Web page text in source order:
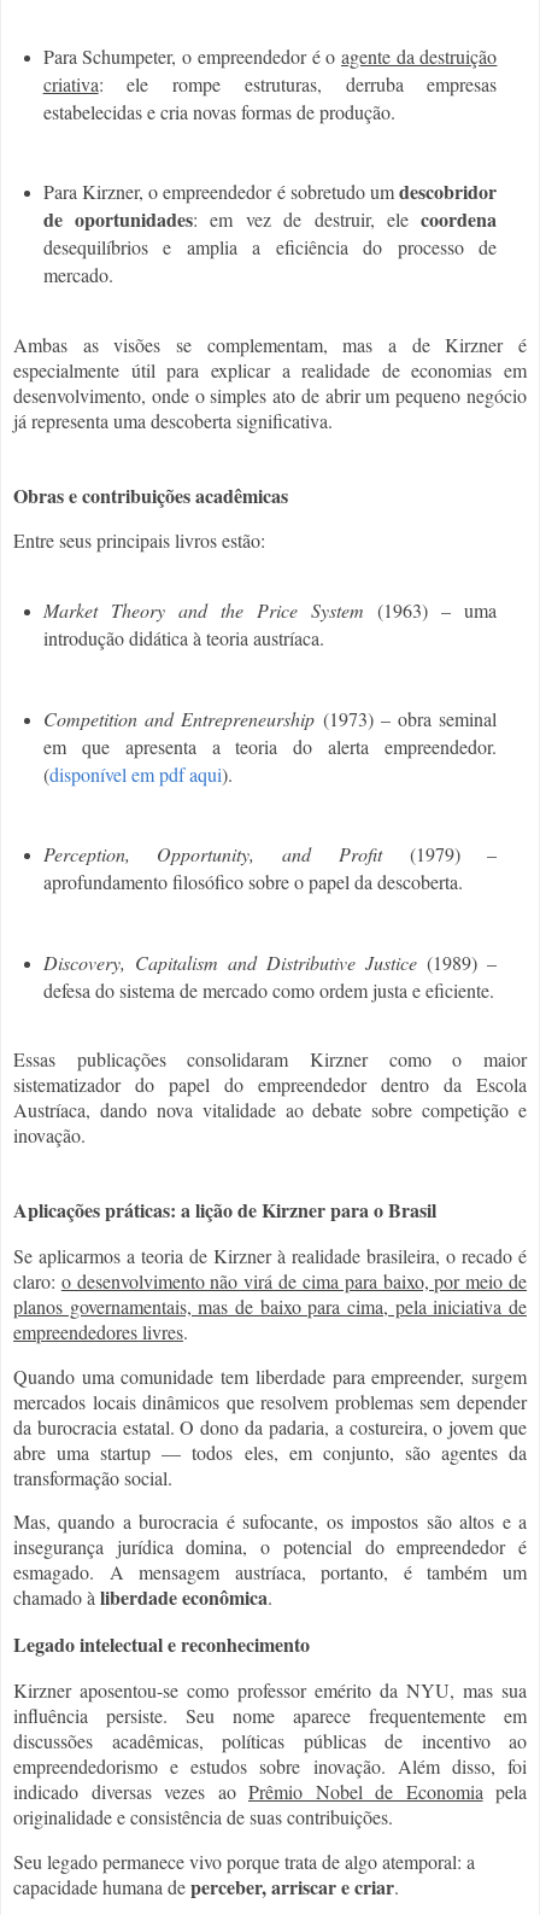
Para Schumpeter, o empreendedor é o agente da destruição
criativa: ele rompe estruturas, derruba empresas
estabelecidas e cria novas formas de produção.
Para Kirzner, o empreendedor é sobretudo umdescobridor
de oportunidades: em vez de destruir, elecoordena
desequilíbrios e amplia a eficiência do processo de
mercado.
Ambas as visões se complementam, mas a de Kirzner é
especialmente útil para explicar a realidade de economias em
desenvolvimento, onde o simples ato de abrir um pequeno negócio
já representa uma descoberta significativa.
Obras e contribuições acadêmicas
Entre seus principais livros estão:
Market Theory and the Price System (1963) – uma
introdução didática à teoria austríaca.
Competition and Entrepreneurship (1973) – obra seminal
em que apresenta a teoria do alerta empreendedor.
(disponível em pdf aqui).
Perception, Opportunity, and Profit(1979) –
aprofundamento filosófico sobre o papel da descoberta.
Discovery, Capitalism and Distributive Justice (1989) –
defesa do sistema de mercado como ordem justa e eficiente.
Essas publicações consolidaram Kirzner como o maior
sistematizador do papel do empreendedor dentro da Escola
Austríaca, dando nova vitalidade ao debate sobre competição e
inovação.
Aplicações práticas: a lição de Kirzner para o Brasil
Se aplicarmos a teoria de Kirzner à realidade brasileira, o recado é
claro: o desenvolvimento não virá de cima para baixo, por meio de
planos governamentais, mas de baixo para cima, pela iniciativa de
empreendedores livres.
Quando uma comunidade tem liberdade para empreender, surgem
mercados locais dinâmicos que resolvem problemas sem depender
da burocracia estatal. O dono da padaria, a costureira, o jovem que
abre uma startup — todos eles, em conjunto, são agentes da
transformação social.
Mas, quando a burocracia é sufocante, os impostos são altos e a
insegurança jurídica domina, o potencial do empreendedor é
esmagado. A mensagem austríaca, portanto, é também um
chamado àliberdade econômica.
Legado intelectual e reconhecimento
Kirzner aposentou-se como professor emérito da NYU, mas sua
influência persiste. Seu nome aparece frequentemente em
discussões acadêmicas, políticas públicas de incentivo ao
empreendedorismo e estudos sobre inovação. Além disso, foi
indicado diversas vezes ao Prêmio Nobel de Economia pela
originalidade e consistência de suas contribuições.
Seu legado permanece vivo porque trata de algo atemporal: a
capacidade humana deperceber, arriscar e criar.